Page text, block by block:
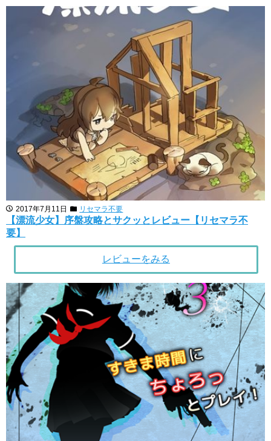
2017年7月11日 リセマラ不要
【漂流少女】序盤攻略とサクッとレビュー【リセマラ不
要】
レビューをみる